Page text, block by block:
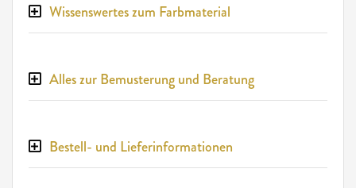
Wissenswertes zum Farbmaterial
Alles zur Bemusterung und Beratung
Bestell- und Lieferinformationen